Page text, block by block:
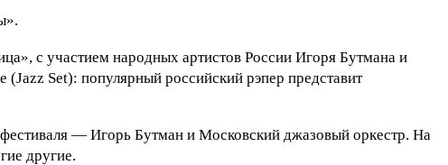
с участием народных артистов России Игоря Бутмана и
(Jazz Set): популярный российский рэпер представит
— Игорь Бутман и Московский джазовый оркестр. На
другие.